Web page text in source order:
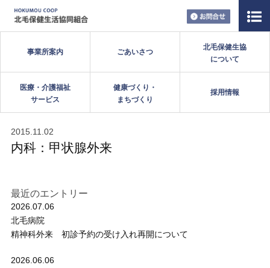
お問い合
事業所案内 ごあいさつ
北毛保健生協
について
医療・介護福祉
サービス
健康づくり・
まちづくり
採用情報
2015.11.02
内科：甲状腺外来
最近のエントリー
2026.07.06
北毛病院
精神科外来 初診予約の受け入れ再開について
2026.06.06